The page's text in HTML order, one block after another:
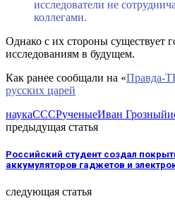
исследователи не
коллегами.
Однако с их стороны существует
исследованиям в будущем.
Как ранее сообщали на «Правда-
русских царей
наукаСССРученыеИван Грозный
предыдущая статья
Российский студент создал
аккумуляторов гаджетов и
следующая статья